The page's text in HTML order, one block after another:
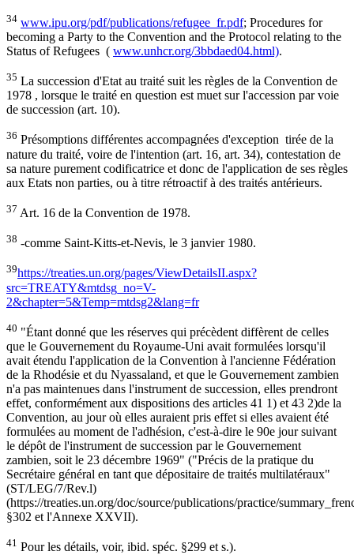
34 www.ipu.org/pdf/publications/refugee_fr.pdf; Procedures for
becoming a Party to the Convention and the Protocol relating to the
Status of Refugees ( www.unhcr.org/3bbdaed04.html).
35 La succession d'Etat au traité suit les règles de la Convention de
1978 , lorsque le traité en question est muet sur l'accession par voie
de succession (art. 10).
36 Présomptions différentes accompagnées d'exception tirée de la
nature du traité, voire de l'intention (art. 16, art. 34), contestation de
sa nature purement codificatrice et donc de l'application de ses règles
aux Etats non parties, ou à titre rétroactif à des traités antérieurs.
37 Art. 16 de la Convention de 1978.
38 -comme Saint-Kitts-et-Nevis, le 3 janvier 1980.
39https://treaties.un.org/pages/ViewDetailsII.aspx?
src=TREATY&mtdsg_no=V-
2&chapter=5&Temp=mtdsg2&lang=fr
40 "Étant donné que les réserves qui précèdent diffèrent de celles
que le Gouvernement du Royaume-Uni avait formulées lorsqu'il
avait étendu l'application de la Convention à l'ancienne Fédération
de la Rhodésie et du Nyassaland, et que le Gouvernement zambien
n'a pas maintenues dans l'instrument de succession, elles prendront
effet, conformément aux dispositions des articles 41 1) et 43 2)de la
Convention, au jour où elles auraient pris effet si elles avaient été
formulées au moment de l'adhésion, c'est-à-dire le 90e jour suivant
le dépôt de l'instrument de succession par le Gouvernement
zambien, soit le 23 décembre 1969" ("Précis de la pratique du
Secrétaire général en tant que dépositaire de traités multilatéraux"
(ST/LEG/7/Rev.l)
(https://treaties.un.org/doc/source/publications/practice/
§302 et l'Annexe XXVII).
41 Pour les détails, voir, ibid. spéc. §299 et s.).